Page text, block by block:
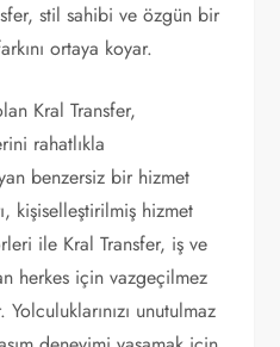
stil sahibi ve özgün bir
ortaya koyar.
Kral Transfer,
rahatlıkla
benzersiz bir hizmet
kişiselleştirilmiş hizmet
ile Kral Transfer, iş ve
herkes için vazgeçilmez
unutulmaz